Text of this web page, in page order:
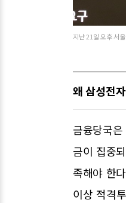
지난 21일 오후 서
왜 삼성전
금융당국
금이 집중
족해야 한
이상 적격